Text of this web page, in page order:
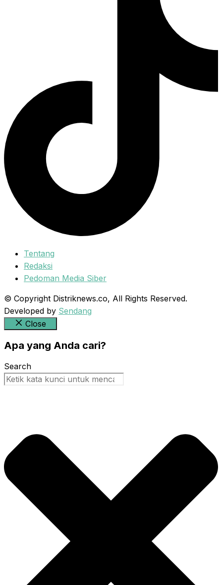
Tentang
Redaksi
Pedoman Media Siber
© Copyright Distriknews.co, All Rights Reserved.
Developed by Sendang
Close
Apa yang Anda cari?
Search